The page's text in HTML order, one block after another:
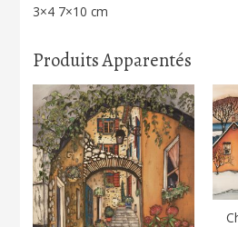
3×4 7×10 cm
Produits Apparentés